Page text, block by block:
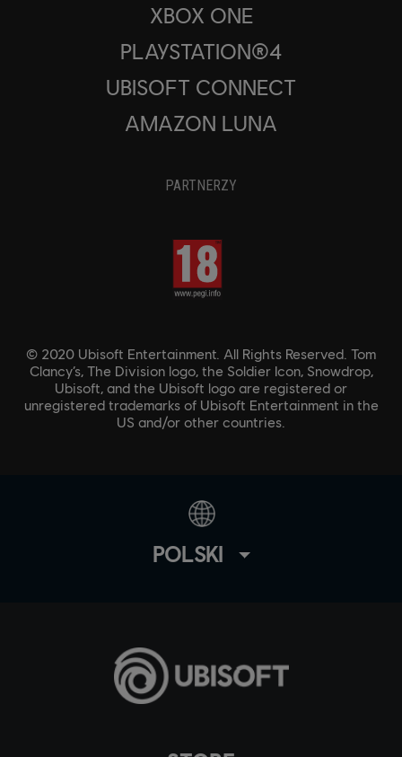
XBOX ONE
PLAYSTATION®4
UBISOFT CONNECT
AMAZON LUNA
PARTNERZY
© 2020 Ubisoft Entertainment. All Rights Reserved. Tom
Clancy’s, The Division logo, the Soldier Icon, Snowdrop,
Ubisoft, and the Ubisoft logo are registered or
unregistered trademarks of Ubisoft Entertainment in the
US and/or other countries.
POLSKI